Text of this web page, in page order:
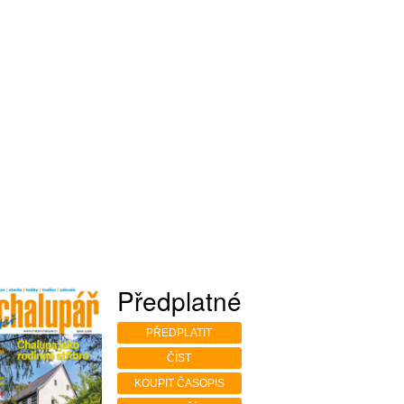
Předplatné
PŘEDPLATIT
ČÍST
KOUPIT ČASOPIS